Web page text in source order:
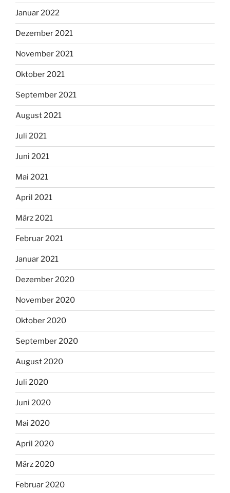
Januar 2022
Dezember 2021
November 2021
Oktober 2021
September 2021
August 2021
Juli 2021
Juni 2021
Mai 2021
April 2021
März 2021
Februar 2021
Januar 2021
Dezember 2020
November 2020
Oktober 2020
September 2020
August 2020
Juli 2020
Juni 2020
Mai 2020
April 2020
März 2020
Februar 2020